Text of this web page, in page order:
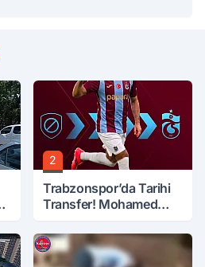
2
Trabzonspor’da Tarihi
Transfer! Mohamed